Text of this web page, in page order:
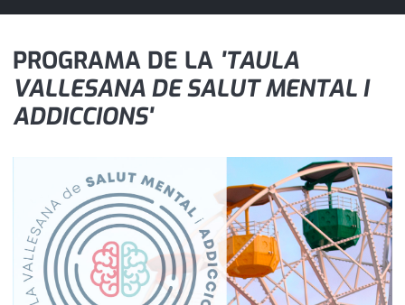
empresa
esports
medi ambient
opinió
política
contacte
telèfons
calendari
PROGRAMA DE LA 'TAULA
VALLESANA DE SALUT MENTAL I
ADDICCIONS'